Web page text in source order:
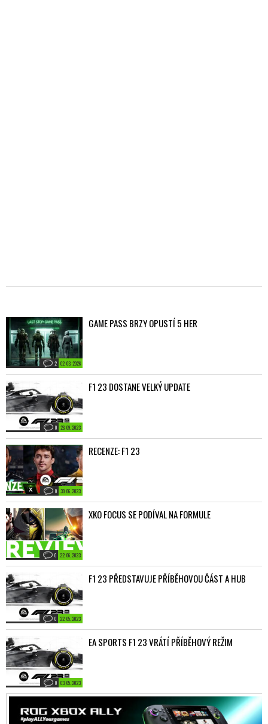
02. 03. 2026
2
GAME PASS BRZY OPUSTÍ 5 HER
26. 09. 2023
0
F1 23 DOSTANE VELKÝ UPDATE
30. 06. 2023
0
RECENZE: F1 23
22. 06. 2023
0
XKO FOCUS SE PODÍVAL NA FORMULE
22. 05. 2023
0
F1 23 PŘEDSTAVUJE PŘÍBĚHOVOU ČÁST A HUB
03. 05. 2023
0
EA SPORTS F1 23 VRÁTÍ PŘÍBĚHOVÝ REŽIM